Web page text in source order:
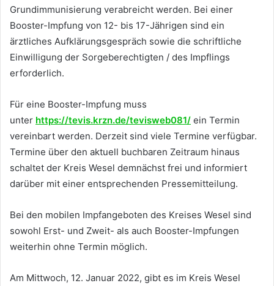
Grundimmunisierung verabreicht werden. Bei einer
Booster-Impfung von 12- bis 17-Jährigen sind ein
ärztliches Aufklärungsgespräch sowie die schriftliche
Einwilligung der Sorgeberechtigten / des Impflings
erforderlich.
Für eine Booster-Impfung muss
unter https://tevis.krzn.de/tevisweb081/ ein Termin
vereinbart werden. Derzeit sind viele Termine verfügbar.
Termine über den aktuell buchbaren Zeitraum hinaus
schaltet der Kreis Wesel demnächst frei und informiert
darüber mit einer entsprechenden Pressemitteilung.
Bei den mobilen Impfangeboten des Kreises Wesel sind
sowohl Erst- und Zweit- als auch Booster-Impfungen
weiterhin ohne Termin möglich.
Am Mittwoch, 12. Januar 2022, gibt es im Kreis Wesel